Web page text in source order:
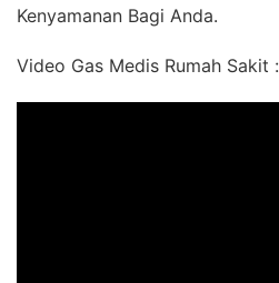
Kenyamanan Bagi Anda.
Video Gas Medis Rumah Sakit :